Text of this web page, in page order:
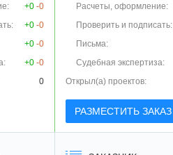
+0 -0
+0 -0
+0 -0
+0 -0
0
Расчеты, оформление:
Проверить и подписать:
Письма:
Судебная экспертиза:
Открыл(а) проектов:
РАЗМЕСТИТЬ ЗАКАЗ